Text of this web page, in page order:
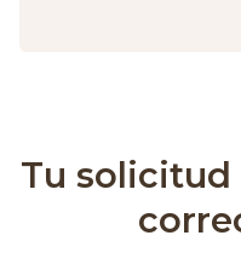
Tu solicitud